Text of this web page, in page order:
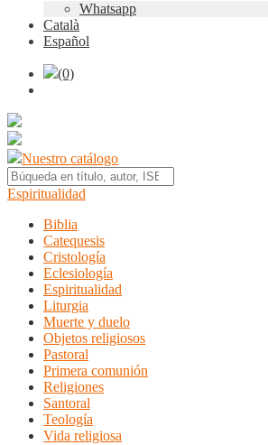
Whatsapp
Català
Español
(0)
Nuestro catálogo
Espiritualidad
Biblia
Catequesis
Cristología
Eclesiología
Espiritualidad
Liturgia
Muerte y duelo
Objetos religiosos
Pastoral
Primera comunión
Religiones
Santoral
Teología
Vida religiosa